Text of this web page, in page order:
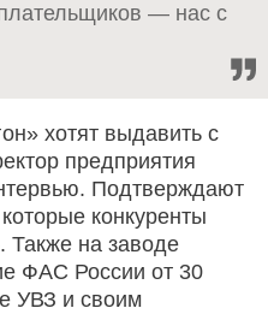
— нас с
хотят выдавить с
предприятия
Подтверждают
конкуренты
Также на заводе
ФАС России от 30
УВЗ и своим